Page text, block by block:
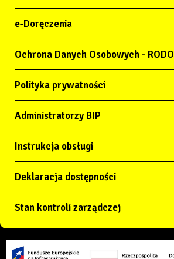
e-Doręczenia
Ochrona Danych Osobowych - RODO
Polityka prywatności
Administratorzy BIP
Instrukcja obsługi
Deklaracja dostępności
Stan kontroli zarządczej